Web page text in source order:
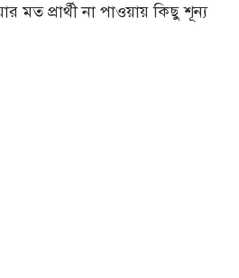
মত প্রার্থী না পাওয়ায় কিছু শূন্য